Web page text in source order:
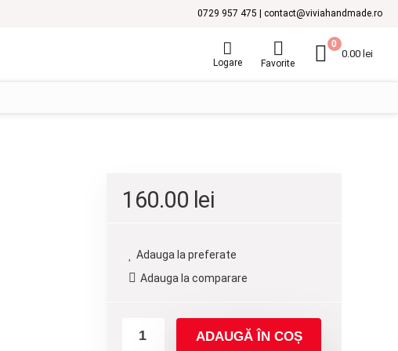
0729 957 475 | contact@viviahandmade.ro
Logare Favorite
0
0.00 lei
160.00 lei
Adauga la preferate
Adauga la comparare
ADAUGĂ ÎN COȘ